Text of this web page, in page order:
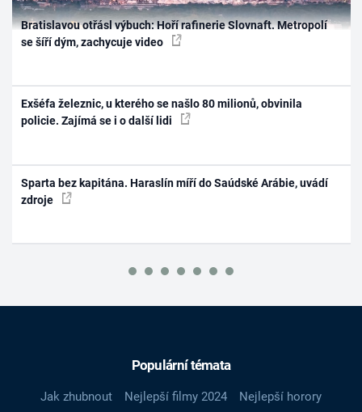
Bratislavou otřásl výbuch: Hoří rafinerie Slovnaft. Metropolí
se šíří dým, zachycuje video
Exšéfa železnic, u kterého se našlo 80 milionů, obvinila
policie. Zajímá se i o další lidi
Sparta bez kapitána. Haraslín míří do Saúdské Arábie, uvádí
zdroje
Populární témata
Jak zhubnout Nejlepší filmy 2024
Nejlepší horory